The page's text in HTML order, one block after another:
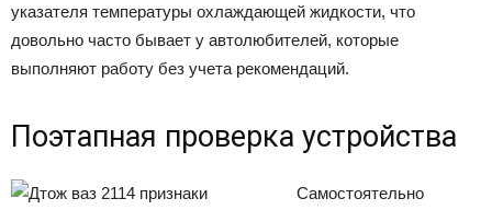
указателя температуры охлаждающей жидкости, что
довольно часто бывает у автолюбителей, которые
выполняют работу без учета рекомендаций.
Поэтапная проверка устройства
Самостоятельно